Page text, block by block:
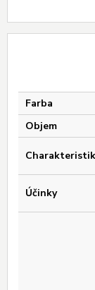
Farba
Objem
Účinky